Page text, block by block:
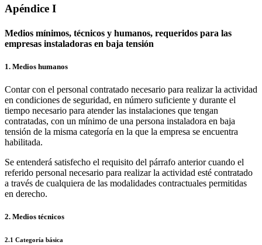
Apéndice I
Medios mínimos, técnicos y humanos, requeridos para las
empresas instaladoras en baja tensión
1. Medios humanos
Contar con el personal contratado necesario para realizar la actividad
en condiciones de seguridad, en número suficiente y durante el
tiempo necesario para atender las instalaciones que tengan
contratadas, con un mínimo de una persona instaladora en baja
tensión de la misma categoría en la que la empresa se encuentra
habilitada.
Se entenderá satisfecho el requisito del párrafo anterior cuando el
referido personal necesario para realizar la actividad esté contratado
a través de cualquiera de las modalidades contractuales permitidas
en derecho.
2. Medios técnicos
2.1 Categoría básica